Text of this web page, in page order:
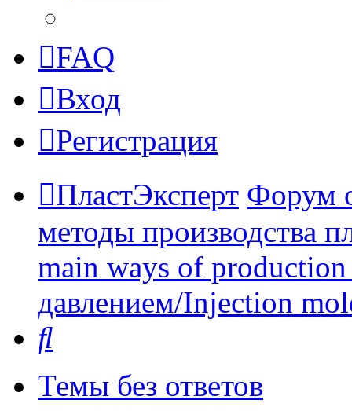
FAQ
Вход
Регистрация
ПластЭксперт Форум
методы производства
main ways of
давлением/Injection
Темы без ответов